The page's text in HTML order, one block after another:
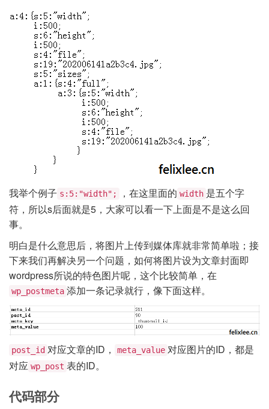
我举个例子 s:5:"width"; ，在这里面的 width 是五个字
符，所以s后面就是5，大家可以看一下上面是不是这么回
事。
明白是什么意思后，将图片上传到媒体库就非常简单啦；接
下来我们再解决另一个问题，如何将图片设为文章封面即
wordpress所说的特色图片呢，这个比较简单，在
wp_postmeta 添加一条记录就行，像下面这样。
post_id 对应文章的ID， meta_value 对应图片的ID，都是
对应 wp_post 表的ID。
代码部分